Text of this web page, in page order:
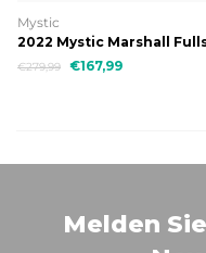
Mystic
2022 Mystic Marshall
3/2mm Fzip
€279,99 €167,99
Melden